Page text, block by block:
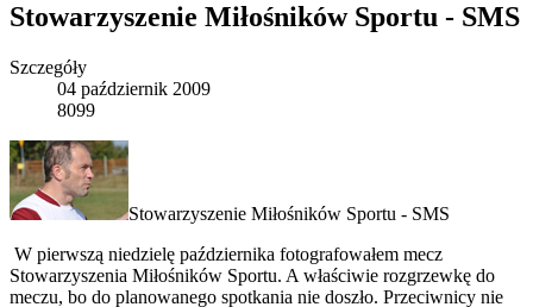
Stowarzyszenie Miłośników Sportu - SMS
Szczegóły
04 październik 2009
8099
Stowarzyszenie Miłośników Sportu - SMS
W pierwszą niedzielę października fotografowałem mecz
Stowarzyszenia Miłośników Sportu. A właściwie rozgrzewkę do
meczu, bo do planowanego spotkania nie doszło. Przeciwnicy nie